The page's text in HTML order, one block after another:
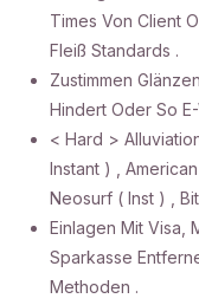
Times Von Client
Fleiß Standards .
Zustimmen
Hindert Oder So
< Hard >
Instant ) ,
Neosurf ( Inst ) ,
Einlagen Mit Visa,
Sparkasse
Methoden .